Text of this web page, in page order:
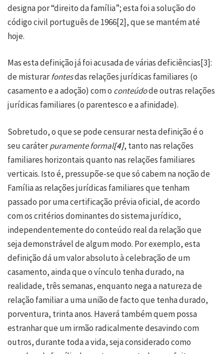
designa por “direito da família”; esta foi a solução do
código civil português de 1966[2], que se mantém até
hoje.
Mas esta definição já foi acusada de várias deficiências[3]:
de misturarfontesdas relações jurídicas familiares (o
casamento e a adoção) com o conteúdode outras relações
jurídicas familiares (o parentesco e a afinidade).
Sobretudo, o que se pode censurar nesta definição é o
seu caráterpuramenteformal[4], tanto nas relações
familiares horizontais quanto nas relações familiares
verticais. Isto é, pressupõe-se que só cabem na noção de
Família as relações jurídicas familiares que tenham
passado por uma certificação prévia oficial, de acordo
com os critérios dominantes do sistema jurídico,
independentemente do conteúdo real da relação que
seja demonstrável de algum modo. Por exemplo, esta
definição dá um valor absoluto à celebração de um
casamento, ainda que o vínculo tenha durado, na
realidade, três semanas, enquanto nega a natureza de
relação familiar a uma união de facto que tenha durado,
porventura, trinta anos. Haverá também quem possa
estranhar que um irmão radicalmente desavindo com
outros, durante toda a vida, seja considerado como